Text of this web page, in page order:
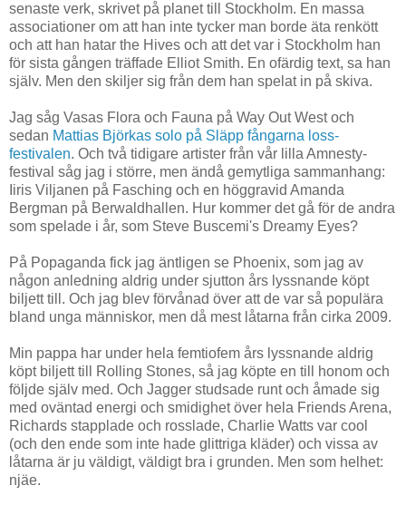
senaste verk, skrivet på planet till Stockholm. En massa
associationer om att han inte tycker man borde äta renkött
och att han hatar the Hives och att det var i Stockholm han
för sista gången träffade Elliot Smith. En ofärdig text, sa han
själv. Men den skiljer sig från dem han spelat in på skiva.
Jag såg Vasas Flora och Fauna på Way Out West och
sedan Mattias Björkas solo på Släpp fångarna loss-
festivalen. Och två tidigare artister från vår lilla Amnesty-
festival såg jag i större, men ändå gemytliga sammanhang:
Iiris Viljanen på Fasching och en höggravid Amanda
Bergman på Berwaldhallen. Hur kommer det gå för de andra
som spelade i år, som Steve Buscemi's Dreamy Eyes?
På Popaganda fick jag äntligen se Phoenix, som jag av
någon anledning aldrig under sjutton års lyssnande köpt
biljett till. Och jag blev förvånad över att de var så populära
bland unga människor, men då mest låtarna från cirka 2009.
Min pappa har under hela femtiofem års lyssnande aldrig
köpt biljett till Rolling Stones, så jag köpte en till honom och
följde själv med. Och Jagger studsade runt och åmade sig
med oväntad energi och smidighet över hela Friends Arena,
Richards stapplade och rosslade, Charlie Watts var cool
(och den ende som inte hade glittriga kläder) och vissa av
låtarna är ju väldigt, väldigt bra i grunden. Men som helhet:
njäe.